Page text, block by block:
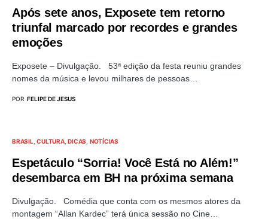
Após sete anos, Exposete tem retorno
triunfal marcado por recordes e grandes
emoções
Exposete – Divulgação. 53ª edição da festa reuniu grandes
nomes da música e levou milhares de pessoas…
POR FELIPE DE JESUS
BRASIL CULTURA DICAS NOTÍCIAS
Espetáculo “Sorria! Você Está no Além!”
desembarca em BH na próxima semana
Divulgação. Comédia que conta com os mesmos atores da
montagem “Allan Kardec” terá única sessão no Cine…